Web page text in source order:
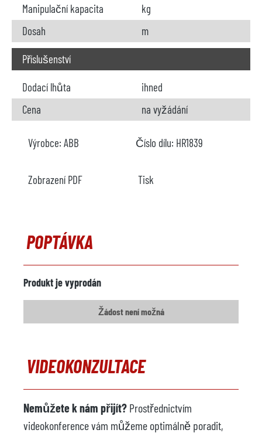
Manipulační kapacita
kg
Dosah
m
Příslušenství
Dodací lhůta
ihned
Cena
na vyžádání
Výrobce: ABB Číslo dílu: HR1839
Zobrazení PDF Tisk
POPTÁVKA
Produkt je vyprodán
Žádost není možná
VIDEOKONZULTACE
Nemůžete k nám přijít? Prostřednictvím
videokonference vám můžeme optimálně poradit,